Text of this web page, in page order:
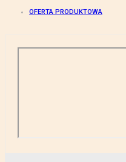
OFERTA PRODUKTOWA